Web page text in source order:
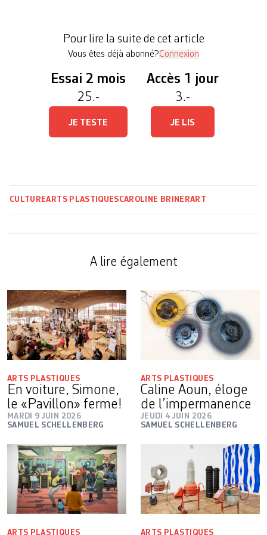
Pour lire la suite de cet article
Vous êtes déjà abonné?Connexion
Essai 2 mois
25.-
JE TESTE
Accès 1 jour
3.-
JE LIS
CULTUREARTS PLASTIQUESCAROLINE BRINERART
A lire également
ARTS PLASTIQUES
En voiture, Simone,
le «Pavillon» ferme!
MARDI 9 JUIN 2026
SAMUEL SCHELLENBERG
ARTS PLASTIQUES
Caline Aoun, éloge
de l’impermanence
JEUDI 4 JUIN 2026
SAMUEL SCHELLENBERG
ARTS PLASTIQUES ARTS PLASTIQUES